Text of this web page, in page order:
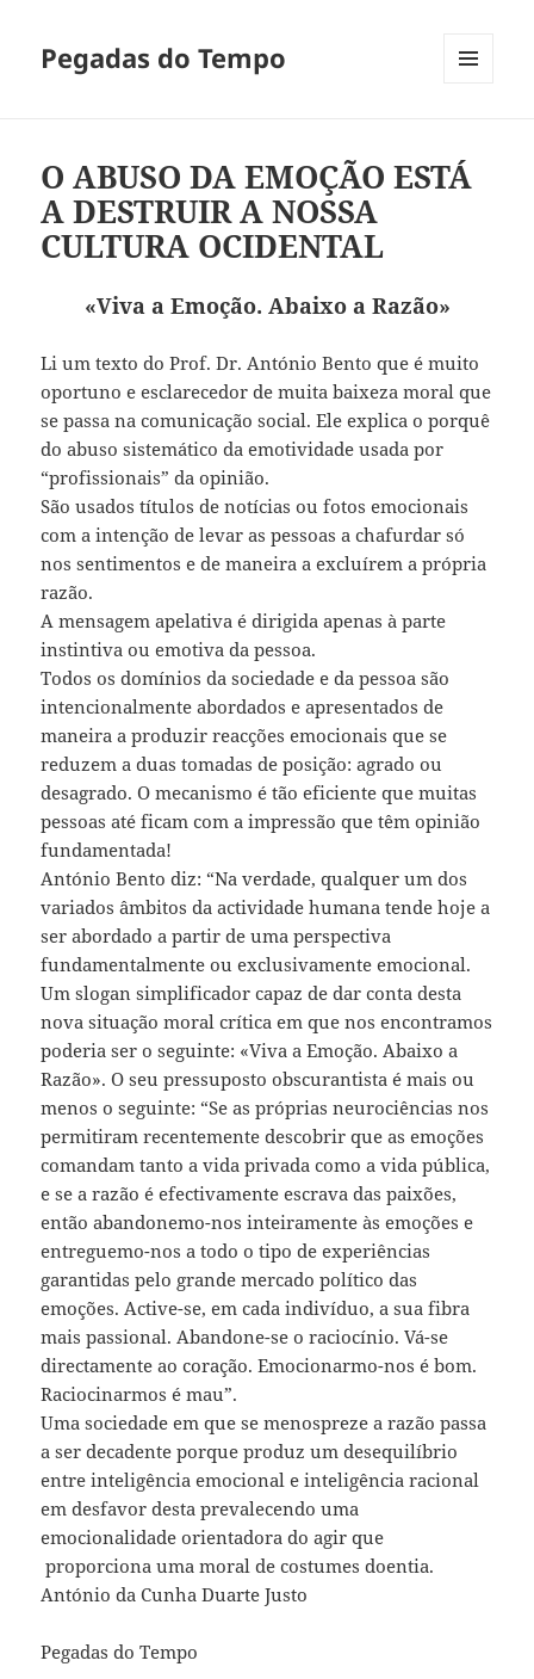
Pegadas do Tempo
O ABUSO DA EMOÇÃO ESTÁ
A DESTRUIR A NOSSA
CULTURA OCIDENTAL
«Viva a Emoção. Abaixo a Razão»
Li um texto do Prof. Dr. António Bento que é muito
oportuno e esclarecedor de muita baixeza moral que
se passa na comunicação social. Ele explica o porquê
do abuso sistemático da emotividade usada por
“profissionais” da opinião.
São usados títulos de notícias ou fotos emocionais
com a intenção de levar as pessoas a chafurdar só
nos sentimentos e de maneira a excluírem a própria
razão.
A mensagem apelativa é dirigida apenas à parte
instintiva ou emotiva da pessoa.
Todos os domínios da sociedade e da pessoa são
intencionalmente abordados e apresentados de
maneira a produzir reacções emocionais que se
reduzem a duas tomadas de posição: agrado ou
desagrado. O mecanismo é tão eficiente que muitas
pessoas até ficam com a impressão que têm opinião
fundamentada!
António Bento diz: “Na verdade, qualquer um dos
variados âmbitos da actividade humana tende hoje a
ser abordado a partir de uma perspectiva
fundamentalmente ou exclusivamente emocional.
Um slogan simplificador capaz de dar conta desta
nova situação moral crítica em que nos encontramos
poderia ser o seguinte: «Viva a Emoção. Abaixo a
Razão». O seu pressuposto obscurantista é mais ou
menos o seguinte: “Se as próprias neurociências nos
permitiram recentemente descobrir que as emoções
comandam tanto a vida privada como a vida pública,
e se a razão é efectivamente escrava das paixões,
então abandonemo-nos inteiramente às emoções e
entreguemo-nos a todo o tipo de experiências
garantidas pelo grande mercado político das
emoções. Active-se, em cada indivíduo, a sua fibra
mais passional. Abandone-se o raciocínio. Vá-se
directamente ao coração. Emocionarmo-nos é bom.
Raciocinarmos é mau”.
Uma sociedade em que se menospreze a razão passa
a ser decadente porque produz um desequilíbrio
entre inteligência emocional e inteligência racional
em desfavor desta prevalecendo uma
emocionalidade orientadora do agir que
proporciona uma moral de costumes doentia.
António da Cunha Duarte Justo
Pegadas do Tempo